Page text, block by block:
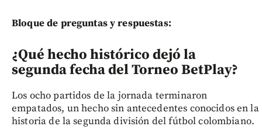
Bloque de preguntas y respuestas:
¿Qué hecho histórico dejó la
segunda fecha del Torneo BetPlay?
Los ocho partidos de la jornada terminaron
empatados, un hecho sin antecedentes conocidos en la
historia de la segunda división del fútbol colombiano.